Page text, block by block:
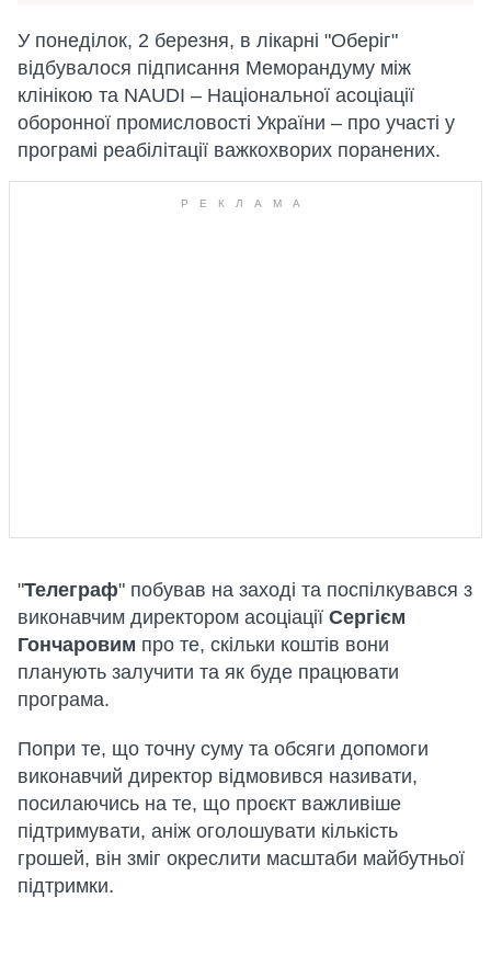
У понеділок, 2 березня, в лікарні "Оберіг"
відбувалося підписання Меморандуму між
клінікою та NAUDI – Національної асоціації
оборонної промисловості України – про участі у
програмі реабілітації важкохворих поранених.
"Телеграф" побував на заході та поспілкувався з
виконавчим директором асоціації Сергієм
Гончаровим про те, скільки коштів вони
планують залучити та як буде працювати
програма.
Попри те, що точну суму та обсяги допомоги
виконавчий директор відмовився називати,
посилаючись на те, що проєкт важливіше
підтримувати, аніж оголошувати кількість
грошей, він зміг окреслити масштаби майбутньої
підтримки.